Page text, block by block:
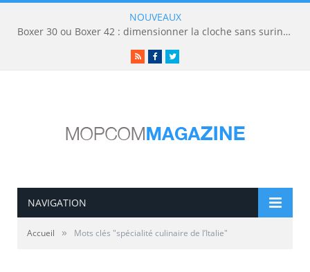
NOUVEAUX
Boxer 30 ou Boxer 42 : dimensionner la cloche sans surinvestir
RSSFacebookTwitter
NAVIGATION
Accueil » Mots clés "spécialité culinaire de l’Italie"